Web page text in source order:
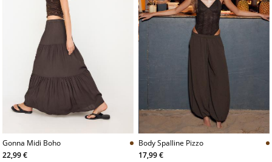
Gonna Midi Boho
22,99 €
Body Spalline Pizzo
17,99 €